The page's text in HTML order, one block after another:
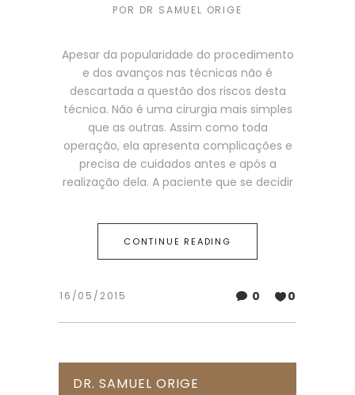
POR DR SAMUEL ORIGE
Apesar da popularidade do procedimento
e dos avanços nas técnicas não é
descartada a questão dos riscos desta
técnica. Não é uma cirurgia mais simples
que as outras. Assim como toda
operação, ela apresenta complicações e
precisa de cuidados antes e após a
realização dela. A paciente que se decidir
CONTINUE READING
16/05/2015 0 0
DR. SAMUEL ORIGE